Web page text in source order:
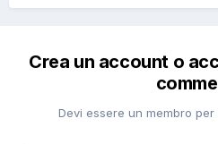
Crea un account o
Devi essere un membro